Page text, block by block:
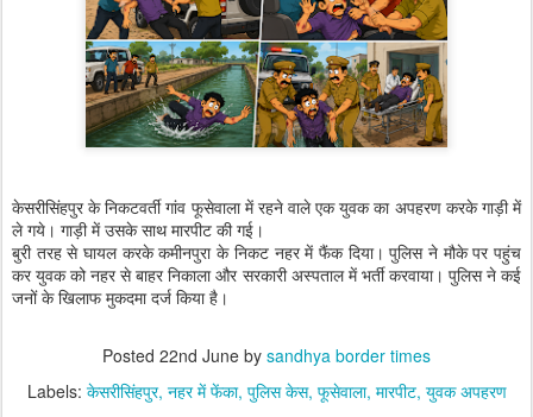
केसरीसिंहपुर के निकटवर्ती गांव फूसेवाला में रहने वाले एक युवक का अपहरण करके गाड़ी में
ले गये। गाड़ी में उसके साथ मारपीट की गई।
बुरी तरह से घायल करके कमीनपुरा के निकट नहर में फैंक दिया। पुलिस ने मौके पर पहुंच
कर युवक को नहर से बाहर निकाला और सरकारी अस्पताल में भर्ती करवाया। पुलिस ने कई
जनों के खिलाफ मुकदमा दर्ज किया है।
Posted 22nd June by sandhya border times
Labels: केसरीसिंहपुर नहर में फेंका पुलिस केस फूसेवाला मारपीट युवक अपहरण